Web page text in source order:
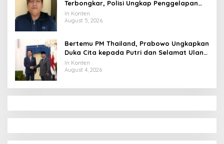
Terbongkar, Polisi Ungkap Penggelapan
Uang Perusahaan untuk Crypto
In Konten
August 5, 2026
Bertemu PM Thailand, Prabowo Ungkapkan
Duka Cita kepada Putri dan Selamat Ulang
Tahun ke Raja Thailand
In Konten
August 4, 2026